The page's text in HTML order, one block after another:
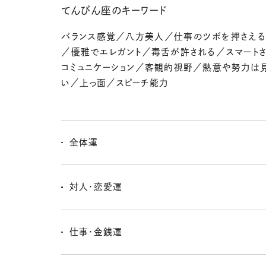
てんびん座のキーワード
バランス感覚／八方美人／仕事のツボを押さえ
／優雅でエレガント／毒舌が許される／スマート
コミュニケーション／客観的視野／熱意や努力は
い／上っ面／スピーチ能力
全体運
早く切り替えよう〜。ひとりで読書やアート、映画でエン
対人・恋愛運
信半疑かもしれないけど、思いのほか人の意見は正しい
仕事・金銭運